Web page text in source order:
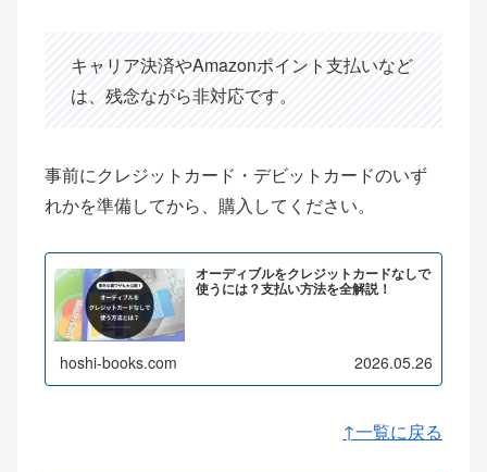
キャリア決済やAmazonポイント支払いなど
は、残念ながら非対応です。
事前にクレジットカード・デビットカードのいず
れかを準備してから、購入してください。
オーディブルをクレジットカードなしで
使うには？支払い方法を全解説！
hoshi-books.com 2026.05.26
↑一覧に戻る